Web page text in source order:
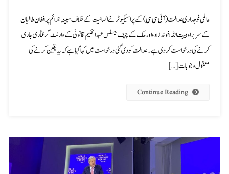
عالمی فوجداری عدالت (آئی سی سی) کے پراسیکیوٹر نے انسانیت کے خلاف مبینہ جرائم پر افغان طالبان
کے سربراہ ہیبت اللہ اخوندزادہ اور ملک کے چیف جسٹس عبدالحکیم قانونی کے وارنٹ گرفتاری جاری
کرنے کی درخواست کر دی ہے۔ عدالت کو دی گئی درخواست میں کہا گیا ہے کہ یہ یقین کرنے کی
معقول وجوہات […]
Continue Reading